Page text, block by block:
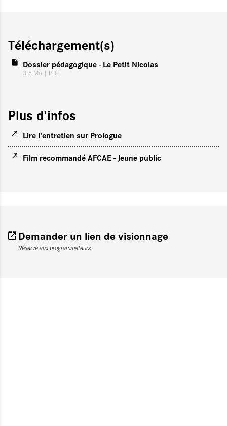
Téléchargement(s)
Dossier pédagogique - Le Petit Nicolas
3.5 Mo | PDF
Plus d'infos
Lire l'entretien sur Prologue
Film recommandé AFCAE - Jeune public
Demander un lien de visionnage
Réservé aux programmateurs